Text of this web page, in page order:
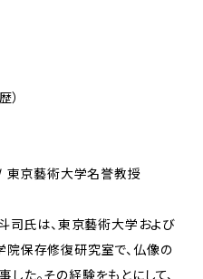
）
/ 東京藝術大学名誉教授
司氏は、東京藝術大学および
院保存修復研究室で、仏像の
た。その経験をもとにして、